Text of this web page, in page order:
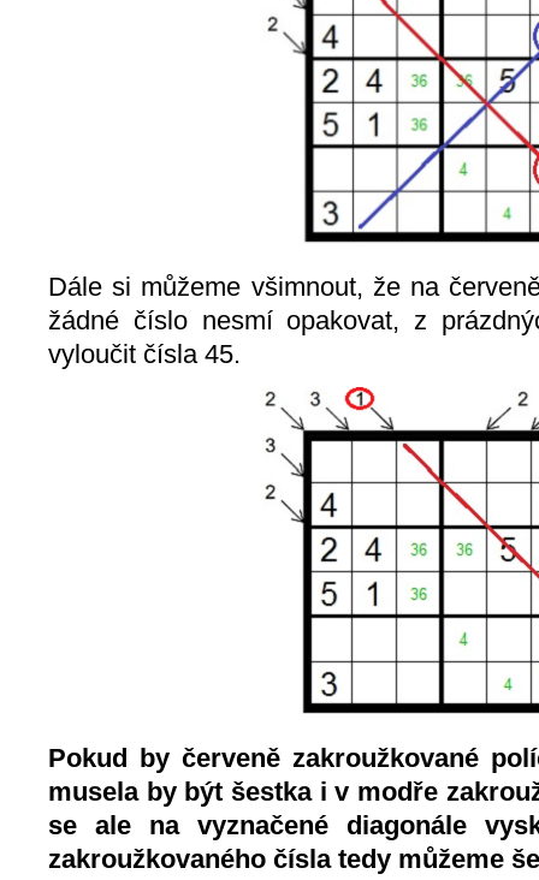
Dále si můžeme všimnout, že na
žádné číslo nesmí opakovat, z
vyloučit čísla 45.
Pokud by červeně zakroužkované
musela by být šestka i v modře
se ale na vyznačené diagonále
zakroužkovaného čísla tedy můžeme